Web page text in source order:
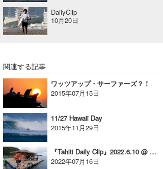
DailyClip
10月20日
関連する記事
ワッツアップ・サーファーズ？！
2015年07月15日
11/27 Hawaii Day
2015年11月29日
『Tahiti Daily Clip』2022.6.10 @ Teava iti & Teahupoo
2022年07月16日
mitz
OYZ
Soulman
VAGY
waka☆=
YUKI☆
たっちー